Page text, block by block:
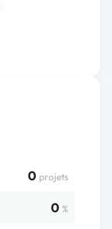
0 projets
0 %